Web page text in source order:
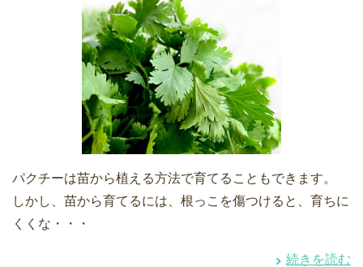
パクチーは苗から植える方法で育てることもできます。
しかし、苗から育てるには、根っこを傷つけると、育ちに
くくな・・・
続きを読む